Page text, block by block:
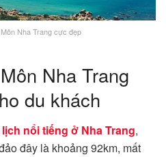
Nha Trang cực đẹp
Nha Trang
du khách
nổi tiếng ở Nha Trang,
đây là khoảng 92km, mất